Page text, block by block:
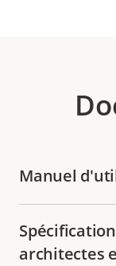
Manuel
architectes